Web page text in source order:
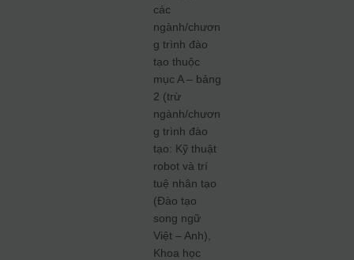
các
ngành/chươn
g trình đào
tạo thuộc
mục A – bảng
2 (trừ
ngành/chươn
g trình đào
tạo: Kỹ thuật
robot và trí
tuệ nhân tạo
(Đào tạo
song ngữ
Việt – Anh),
Khoa học